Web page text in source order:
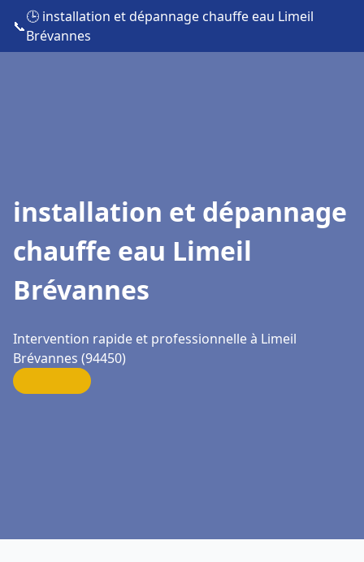
📞
🕒 installation et dépannage chauffe eau Limeil
Brévannes
installation et dépannage
chauffe eau Limeil
Brévannes
Intervention rapide et professionnelle à Limeil
Brévannes (94450)